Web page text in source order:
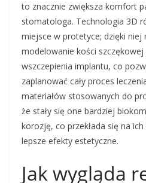
to znacznie zwiększa komfort
stomatologa. Technologia 3D
miejsce w protetyce; dzięki niej
modelowanie kości szczękowej
wszczepienia implantu, co
zaplanować cały proces
materiałów stosowanych do
że stały się one bardziej
korozję, co przekłada się na
lepsze efekty estetyczne.
Jak wygląda